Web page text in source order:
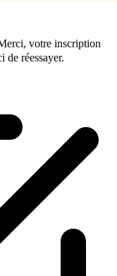
votre inscription
de réessayer.